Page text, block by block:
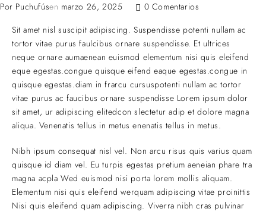
Por Puchufúsen marzo 26, 2025
0 Comentarios
Sit amet nisl suscipit adipiscing. Suspendisse potenti nullam ac
tortor vitae purus faulcibus ornare suspendisse. Et ultrices
neque ornare aumaenean euismod elementum nisi quis eleifend
eque egestas.congue quisque eifend eaque egestas.congue in
quisque egestas.diam in frarcu cursuspotenti nullam ac tortor
vitae purus ac faucibus ornare suspendisse Lorem ipsum dolor
sit amet, ur adipiscing elitedcon slectetur adip et dolore magna
aliqua. Venenatis tellus in metus enenatis tellus in metus.
Nibh ipsum consequat nisl vel. Non arcu risus quis varius quam
quisque id diam vel. Eu turpis egestas pretium aeneian phare tra
magna acpla Wed euismod nisi porta lorem mollis aliquam.
Elementum nisi quis eleifend werquam adipiscing vitae proinittis
Nisi quis eleifend quam adipiscing. Viverra nibh cras pulvinar